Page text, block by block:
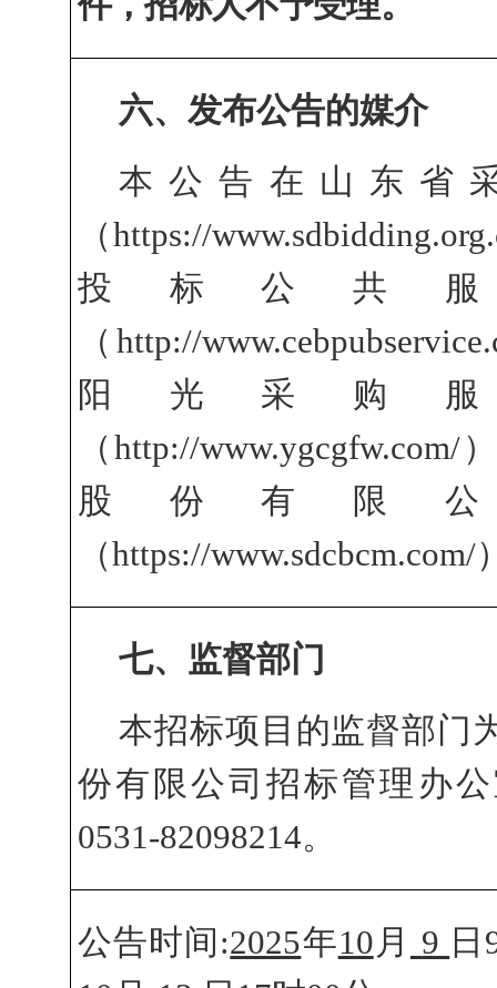
六、发布公告的媒介
本公告在山东省
（https://
投标公共
（http://
阳光采购
（http://
股份有限
（https://www.sdcbcm.com/
七、 监督部门
本招标项目的监督部门
份有限公司招标管理办
0531-82098214。
公告时间:2025年10 月 9 日